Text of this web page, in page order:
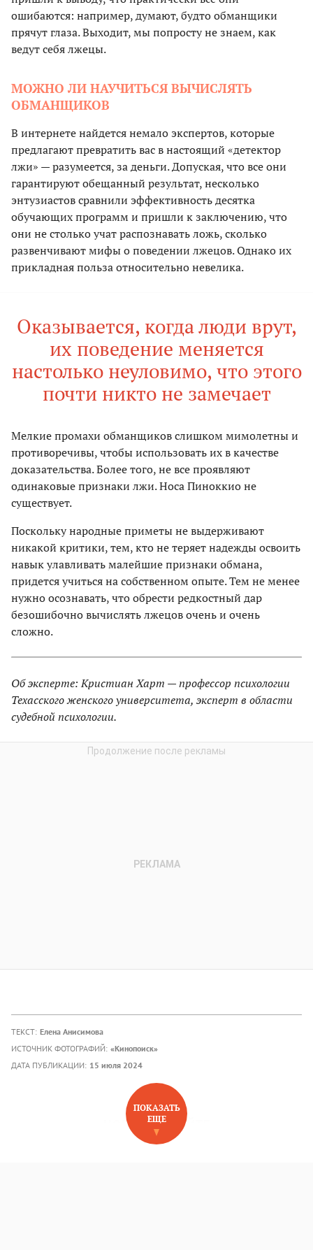
ошибаются: например, думают, будто обманщики
прячут глаза. Выходит, мы попросту не знаем, как
ведут себя лжецы.
МОЖНО ЛИ НАУЧИТЬСЯ ВЫЧИСЛЯТЬ
ОБМАНЩИКОВ
В интернете найдется немало экспертов, которые
предлагают превратить вас в настоящий «детектор
лжи» — разумеется, за деньги. Допуская, что все они
гарантируют обещанный результат, несколько
энтузиастов сравнили эффективность десятка
обучающих программ и пришли к заключению, что
они не столько учат распознавать ложь, сколько
развенчивают мифы о поведении лжецов. Однако их
прикладная польза относительно невелика.
Оказывается, когда люди врут,
их поведение меняется
настолько неуловимо, что этого
почти никто не замечает
Мелкие промахи обманщиков слишком мимолетны и
противоречивы, чтобы использовать их в качестве
доказательства. Более того, не все проявляют
одинаковые признаки лжи. Носа Пиноккио не
существует.
Поскольку народные приметы не выдерживают
никакой критики, тем, кто не теряет надежды освоить
навык улавливать малейшие признаки обмана,
придется учиться на собственном опыте. Тем не менее
нужно осознавать, что обрести редкостный дар
безошибочно вычислять лжецов очень и очень
сложно.
Об эксперте: Кристиан Харт — профессор психологии
Техасского женского университета, эксперт в области
судебной психологии.
ТЕКСТ: Елена Анисимова
ИСТОЧНИК ФОТОГРАФИЙ: «Кинопоиск»
ДАТА ПУБЛИКАЦИИ: 15 июля 2024
НОВОЕ НА САЙТЕ
ПОКАЗАТЬ
ЕЩЕ